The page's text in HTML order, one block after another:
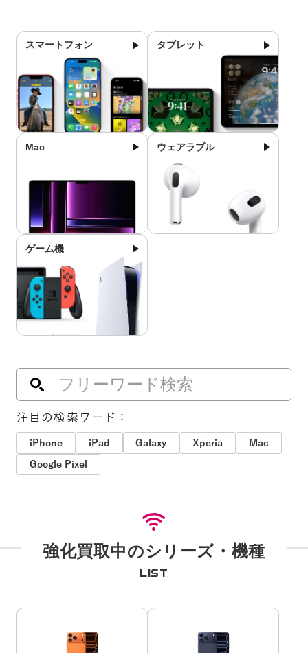
スマートフォン タブレット
Mac ウェアラブル
ゲーム機
注目の検索ワード：
iPhone iPad Galaxy Xperia
Mac
Google Pixel
強化買取中のシリーズ・機種
LIST